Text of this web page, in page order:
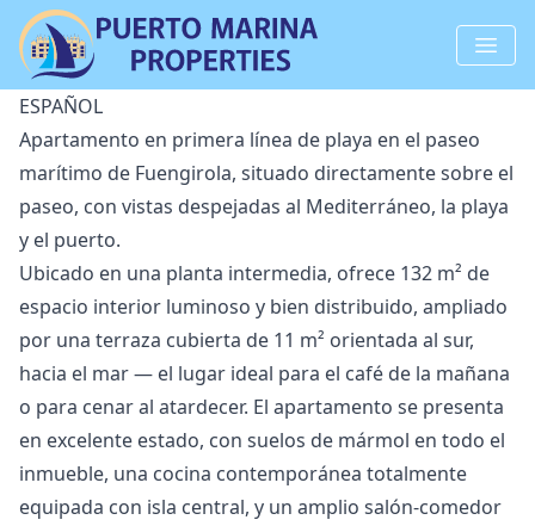
ESPAÑOL
Apartamento en primera línea de playa en el paseo
marítimo de Fuengirola, situado directamente sobre el
paseo, con vistas despejadas al Mediterráneo, la playa
y el puerto.
Ubicado en una planta intermedia, ofrece 132 m² de
espacio interior luminoso y bien distribuido, ampliado
por una terraza cubierta de 11 m² orientada al sur,
hacia el mar — el lugar ideal para el café de la mañana
o para cenar al atardecer. El apartamento se presenta
en excelente estado, con suelos de mármol en todo el
inmueble, una cocina contemporánea totalmente
equipada con isla central, y un amplio salón-comedor